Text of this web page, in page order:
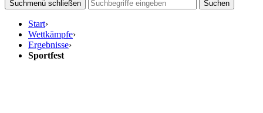
Suchmenü schließen
Suchen
Start›
Wettkämpfe›
Ergebnisse›
Sportfest